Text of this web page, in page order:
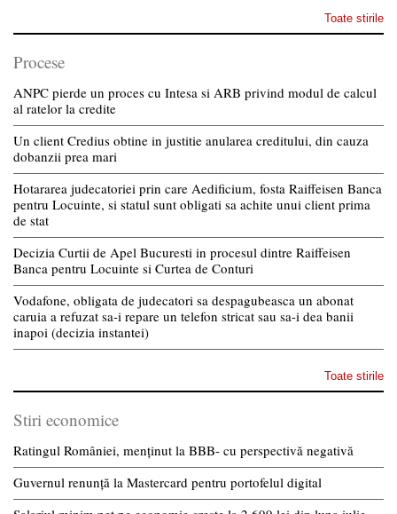
Toate stirile
Procese
ANPC pierde un proces cu Intesa si ARB privind modul de calcul
al ratelor la credite
Un client Credius obtine in justitie anularea creditului, din cauza
dobanzii prea mari
Hotararea judecatoriei prin care Aedificium, fosta Raiffeisen Banca
pentru Locuinte, si statul sunt obligati sa achite unui client prima
de stat
Decizia Curtii de Apel Bucuresti in procesul dintre Raiffeisen
Banca pentru Locuinte si Curtea de Conturi
Vodafone, obligata de judecatori sa despagubeasca un abonat
caruia a refuzat sa-i repare un telefon stricat sau sa-i dea banii
inapoi (decizia instantei)
Toate stirile
Stiri economice
Ratingul României, menținut la BBB- cu perspectivă negativă
Guvernul renunță la Mastercard pentru portofelul digital